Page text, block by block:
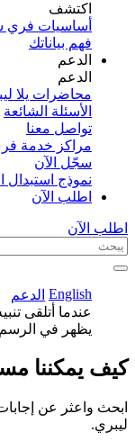
اكتشف​
أساسيات فري
فهم بياناتك
الدعم
الدعم
محاضرات يلا
الأسئلة الشائعة
تواصل معنا
مراكز خدمة
سجّل الآن​
نموذج استبدال
اطلب الآن
اطلب الآن
English الدعم
عندما أتلقى
يظهر في الرسم
كيف يمكننا
ابحث واعثر عن
ليبري.